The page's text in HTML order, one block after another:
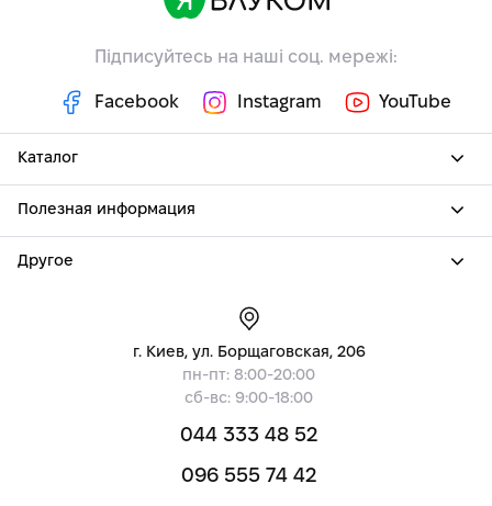
Підписуйтесь на наші соц. мережі:
Facebook Instagram YouTube
Каталог
Полезная информация
Другое
г. Киев, ул. Борщаговская, 206
пн-пт: 8:00-20:00
сб-вс: 9:00-18:00
044 333 48 52
096 555 74 42